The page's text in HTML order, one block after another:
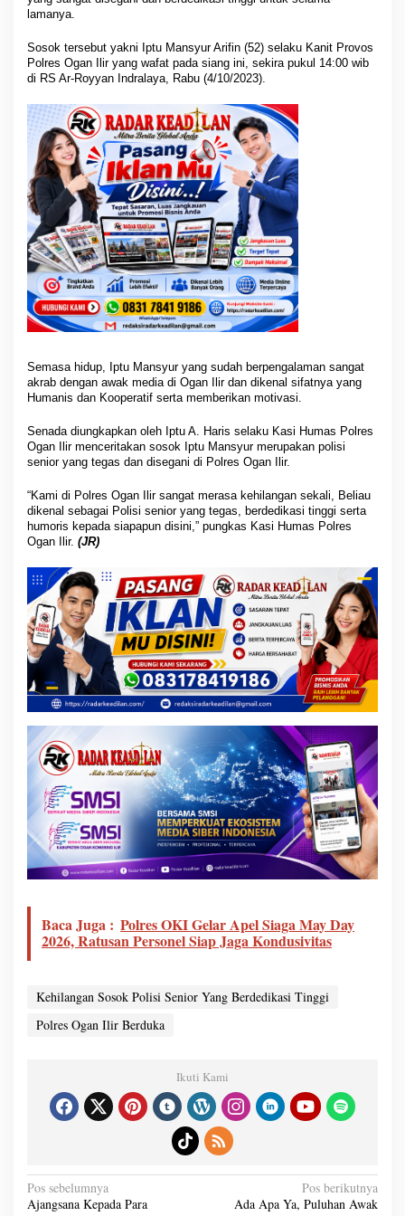
lamanya.
Sosok tersebut yakni Iptu Mansyur Arifin (52) selaku Kanit Provos
Polres Ogan Ilir yang wafat pada siang ini, sekira pukul 14:00 wib
di RS Ar-Royyan Indralaya, Rabu (4/10/2023).
Semasa hidup, Iptu Mansyur yang sudah berpengalaman sangat
akrab dengan awak media di Ogan Ilir dan dikenal sifatnya yang
Humanis dan Kooperatif serta memberikan motivasi.
Senada diungkapkan oleh Iptu A. Haris selaku Kasi Humas Polres
Ogan Ilir menceritakan sosok Iptu Mansyur merupakan polisi
senior yang tegas dan disegani di Polres Ogan Ilir.
“Kami di Polres Ogan Ilir sangat merasa kehilangan sekali, Beliau
dikenal sebagai Polisi senior yang tegas, berdedikasi tinggi serta
humoris kepada siapapun disini,” pungkas Kasi Humas Polres
Ogan Ilir. (JR)
Baca Juga : Polres OKI Gelar Apel Siaga May Day
2026, Ratusan Personel Siap Jaga Kondusivitas
Kehilangan Sosok Polisi Senior Yang Berdedikasi Tinggi
Polres Ogan Ilir Berduka
Ikuti Kami
N
a
v
Pos sebelumnya
Ajangsana Kepada Para
Pos berikutnya
Ada Apa Ya, Puluhan Awak